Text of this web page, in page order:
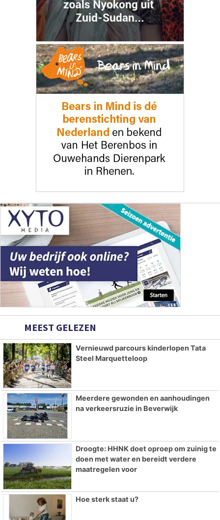
MEEST GELEZEN
Vernieuwd parcours kinderlopen Tata
Steel Marquetteloop
Meerdere gewonden en aanhoudingen
na verkeersruzie in Beverwijk
Droogte: HHNK doet oproep om zuinig te
doen met water en bereidt verdere
maatregelen voor
Hoe sterk staat u?